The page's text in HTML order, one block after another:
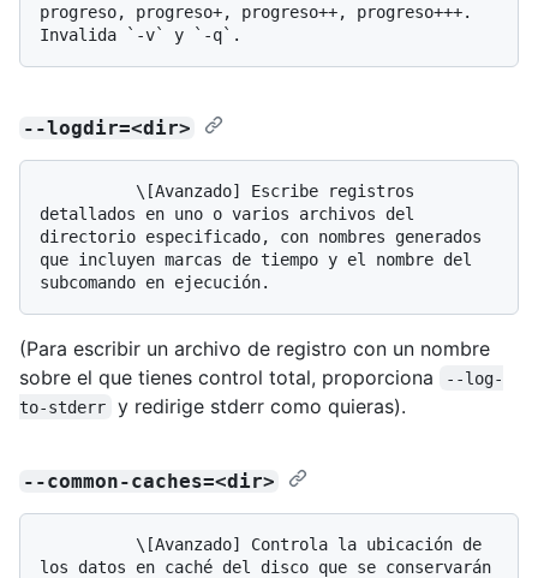
progreso, progreso+, progreso++, progreso+++.
--logdir=<dir>
detallados en uno o varios archivos del
directorio especificado, con nombres generados
que incluyen marcas de tiempo y el nombre del
(Para escribir un archivo de registro con un nombre
sobre el que tienes control total, proporciona
--log-
to-stderr
y redirige stderr como quieras).
--common-caches=<dir>
los datos en caché del disco que se conservarán